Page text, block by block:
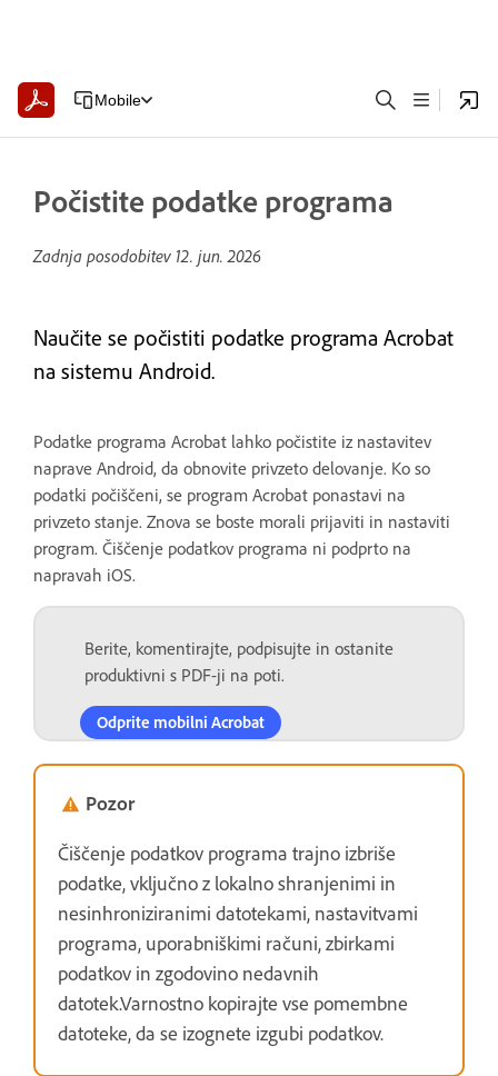
Mobile
Počistite podatke programa
Zadnja posodobitev 12. jun. 2026
Naučite se počistiti podatke programa Acrobat
na sistemu Android.
Podatke programa Acrobat lahko počistite iz nastavitev
naprave Android, da obnovite privzeto delovanje. Ko so
podatki počiščeni, se program Acrobat ponastavi na
privzeto stanje. Znova se boste morali prijaviti in nastaviti
program. Čiščenje podatkov programa ni podprto na
napravah iOS.
Berite, komentirajte, podpisujte in ostanite
produktivni s PDF-ji na poti.
Odprite mobilni Acrobat
Pozor
Čiščenje podatkov programa trajno izbriše
podatke, vključno z lokalno shranjenimi in
nesinhroniziranimi datotekami, nastavitvami
programa, uporabniškimi računi, zbirkami
podatkov in zgodovino nedavnih
datotek.Varnostno kopirajte vse pomembne
datoteke, da se izognete izgubi podatkov.